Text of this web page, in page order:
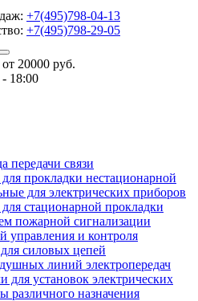
+7(495)798-04-13
+7(495)798-29-05
20000 руб.
18:00
передачи связи
прокладки нестационарной
для электрических приборов
стационарной прокладки
пожарной сигнализации
управления и контроля
силовых цепей
линий электропередач
для установок электрических
различного назначения